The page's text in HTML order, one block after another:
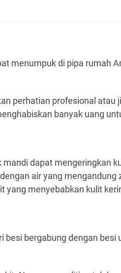
menumpuk di pipa rumah
perhatian profesional atau
banyak uang
dapat mengeringkan
air yang mengandung
yang menyebabkan kulit
besi bergabung dengan